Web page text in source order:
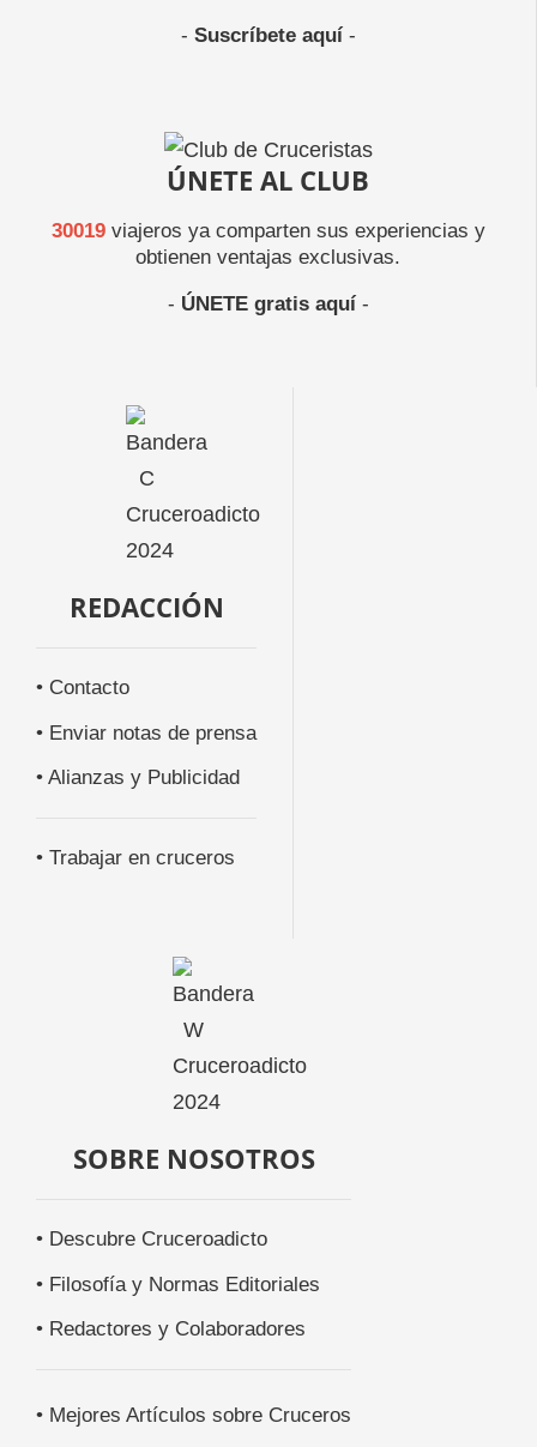
- Suscríbete aquí-
ÚNETE AL CLUB
30019viajeros ya comparten sus experiencias y
obtienen ventajas exclusivas.
- ÚNETE gratis aquí-
REDACCIÓN
• Contacto
• Enviar notas de prensa
• Alianzas y Publicidad
• Trabajar en cruceros
SOBRE NOSOTROS
• Descubre Cruceroadicto
• Filosofía y Normas Editoriales
• Redactores y Colaboradores
• Mejores Artículos sobre Cruceros